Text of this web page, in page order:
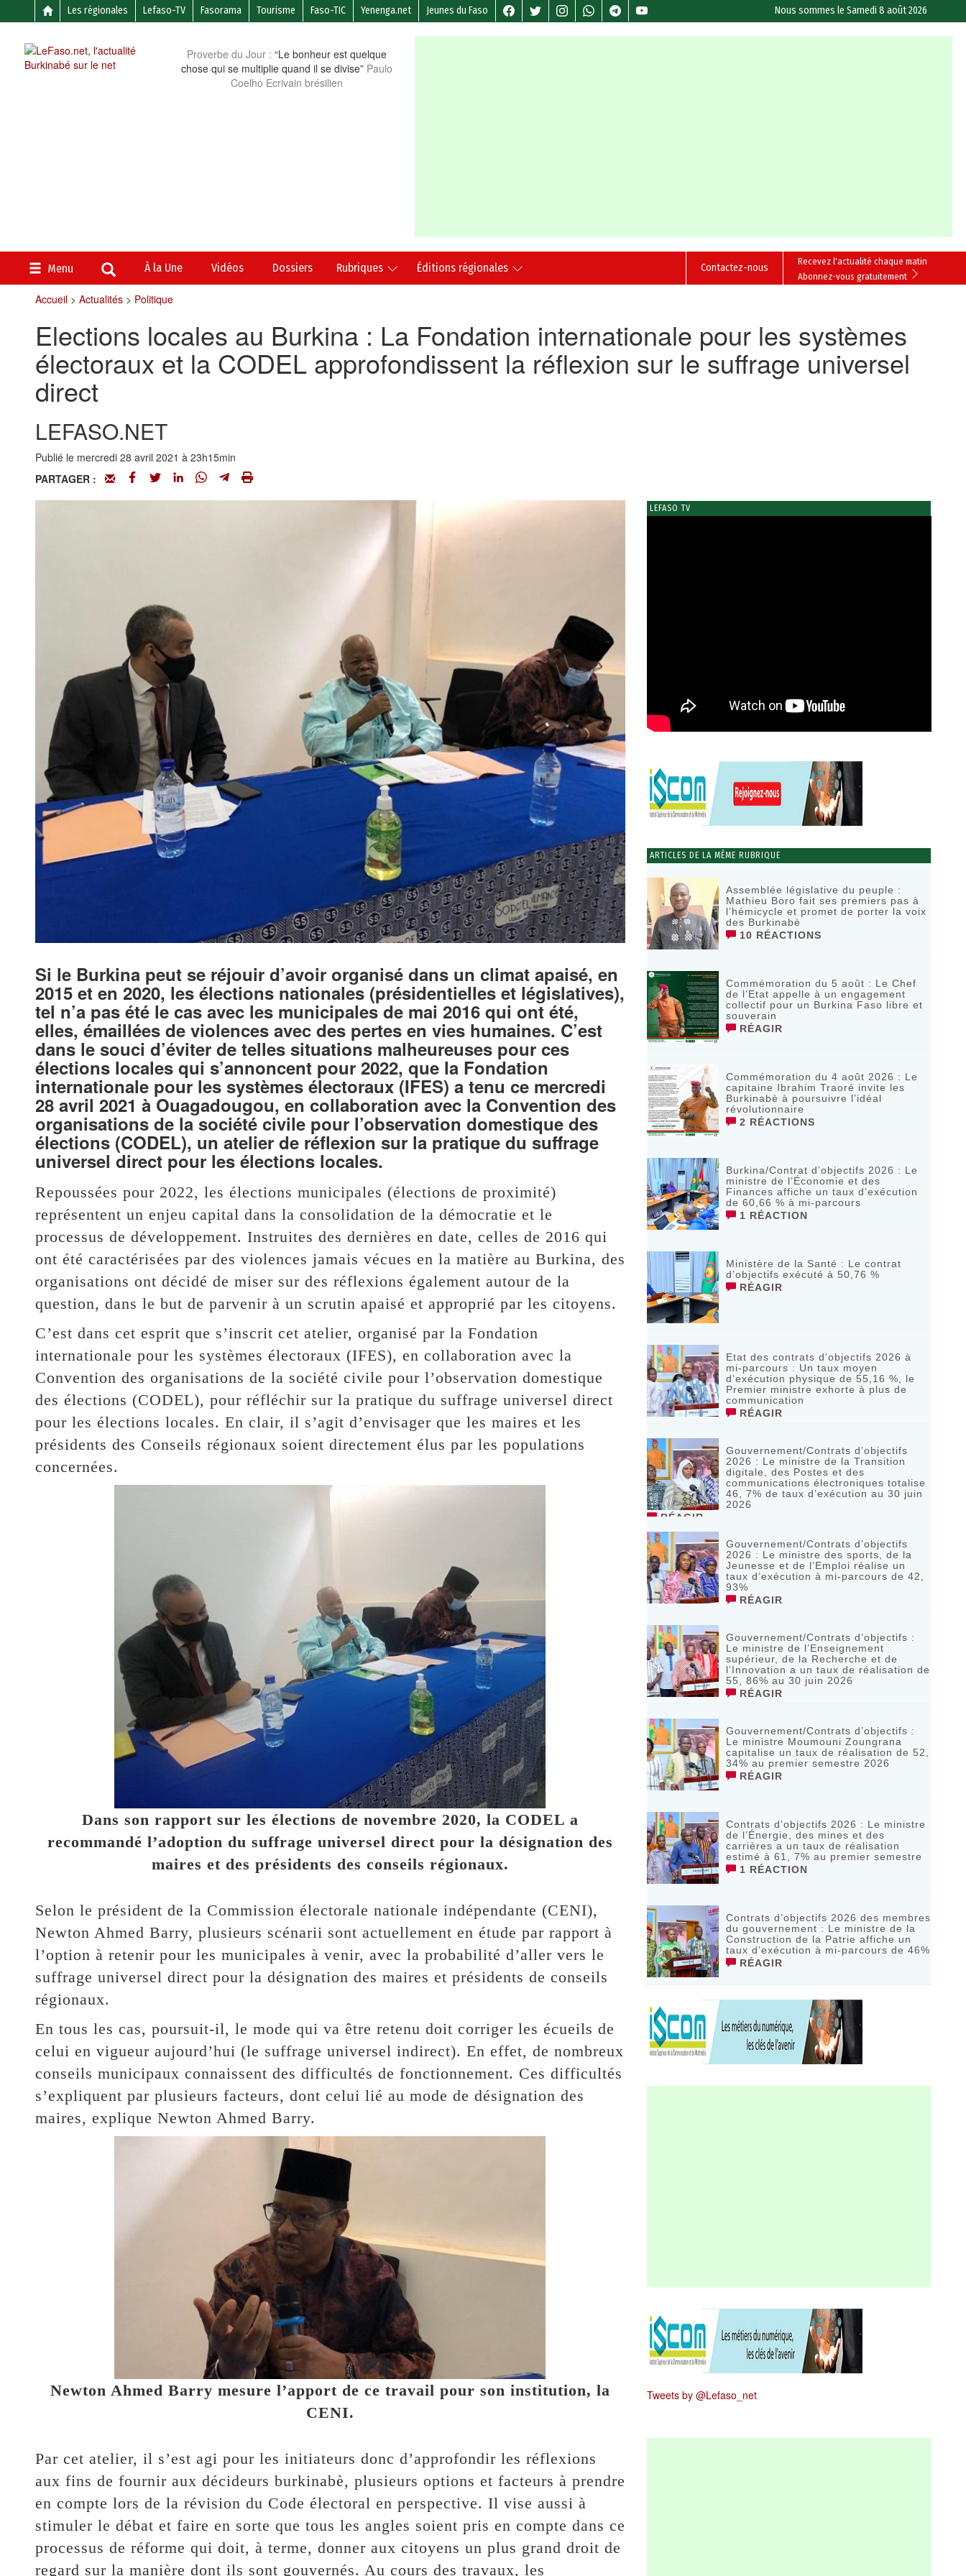
Les régionales Lefaso-TV Fasorama Tourisme Faso-TIC Yenenga.net Jeunes du Faso Nous sommes leSamedi 8 août 2026
Proverbe du Jour : “Le bonheur est quelque
chose qui se multiplie quand il se divise” Paulo
Coelho Ecrivain brésilien
Menu À la Une Vidéos Dossiers Rubriques Éditions régionales
Recevez l'actualité chaque matin
Abonnez-vous gratuitement
Contactez-nous
Accueil> Actualités> Politique
Elections locales au Burkina : La Fondation internationale pour les systèmes
électoraux et la CODEL approfondissent la réflexion sur le suffrage universel
direct
LEFASO.NET
Publié le mercredi 28 avril 2021 à 23h15min
PARTAGER :
Si le Burkina peut se réjouir d’avoir organisé dans un climat apaisé, en
2015 et en 2020, les élections nationales (présidentielles et législatives),
tel n’a pas été le cas avec les municipales de mai 2016 qui ont été,
elles, émaillées de violences avec des pertes en vies humaines. C’est
dans le souci d’éviter de telles situations malheureuses pour ces
élections locales qui s’annoncent pour 2022, que la Fondation
internationale pour les systèmes électoraux (IFES) a tenu ce mercredi
28 avril 2021 à Ouagadougou, en collaboration avec la Convention des
organisations de la société civile pour l’observation domestique des
élections (CODEL), un atelier de réflexion sur la pratique du suffrage
universel direct pour les élections locales.
Repoussées pour 2022, les élections municipales (élections de proximité)
représentent un enjeu capital dans la consolidation de la démocratie et le
processus de développement. Instruites des dernières en date, celles de 2016 qui
ont été caractérisées par des violences jamais vécues en la matière au Burkina, des
organisations ont décidé de miser sur des réflexions également autour de la
question, dans le but de parvenir à un scrutin apaisé et approprié par les citoyens.
C’est dans cet esprit que s’inscrit cet atelier, organisé par la Fondation
internationale pour les systèmes électoraux (IFES), en collaboration avec la
Convention des organisations de la société civile pour l’observation domestique
des élections (CODEL), pour réfléchir sur la pratique du suffrage universel direct
pour les élections locales. En clair, il s’agit d’envisager que les maires et les
présidents des Conseils régionaux soient directement élus par les populations
concernées.
Dans son rapport sur les élections de novembre 2020, la CODEL a
recommandé l’adoption du suffrage universel direct pour la désignation des
maires et des présidents des conseils régionaux.
Selon le président de la Commission électorale nationale indépendante (CENI),
Newton Ahmed Barry, plusieurs scénarii sont actuellement en étude par rapport à
l’option à retenir pour les municipales à venir, avec la probabilité d’aller vers le
suffrage universel direct pour la désignation des maires et présidents de conseils
régionaux.
En tous les cas, poursuit-il, le mode qui va être retenu doit corriger les écueils de
celui en vigueur aujourd’hui (le suffrage universel indirect). En effet, de nombreux
conseils municipaux connaissent des difficultés de fonctionnement. Ces difficultés
s’expliquent par plusieurs facteurs, dont celui lié au mode de désignation des
maires, explique Newton Ahmed Barry.
Newton Ahmed Barry mesure l’apport de ce travail pour son institution, la
CENI.
Par cet atelier, il s’est agi pour les initiateurs donc d’approfondir les réflexions
aux fins de fournir aux décideurs burkinabè, plusieurs options et facteurs à prendre
en compte lors de la révision du Code électoral en perspective. Il vise aussi à
stimuler le débat et faire en sorte que tous les angles soient pris en compte dans ce
processus de réforme qui doit, à terme, donner aux citoyens un plus grand droit de
regard sur la manière dont ils sont gouvernés. Au cours des travaux, les
LEFASO TV
ARTICLES DE LA MÊME RUBRIQUE
Assemblée législative du peuple :
Mathieu Boro fait ses premiers pas à
l’hémicycle et promet de porter la voix
des Burkinabè
10 RÉACTIONS
Commémoration du 5 août : Le Chef
de l’Etat appelle à un engagement
collectif pour un Burkina Faso libre et
souverain
RÉAGIR
Commémoration du 4 août 2026 : Le
capitaine Ibrahim Traoré invite les
Burkinabè à poursuivre l’idéal
révolutionnaire ‎
2 RÉACTIONS
Burkina/Contrat d’objectifs 2026 : Le
ministre de l’Économie et des
Finances affiche un taux d’exécution
de 60,66 % à mi-parcours
1 RÉACTION
Ministère de la Santé : Le contrat
d’objectifs exécuté à 50,76 %
RÉAGIR
Etat des contrats d’objectifs 2026 à
mi-parcours : Un taux moyen
d’exécution physique de 55,16 %, le
Premier ministre exhorte à plus de
communication
RÉAGIR
Gouvernement/Contrats d’objectifs
2026 : Le ministre de la Transition
digitale, des Postes et des
communications électroniques totalise
46, 7% de taux d’exécution au 30 juin
2026
RÉAGIR
Gouvernement/Contrats d’objectifs
2026 : Le ministre des sports, de la
Jeunesse et de l’Emploi réalise un
taux d’exécution à mi-parcours de 42,
93%
RÉAGIR
Gouvernement/Contrats d’objectifs :
Le ministre de l’Enseignement
supérieur, de la Recherche et de
l’Innovation a un taux de réalisation de
55, 86% au 30 juin 2026
RÉAGIR
Gouvernement/Contrats d’objectifs :
Le ministre Moumouni Zoungrana
capitalise un taux de réalisation de 52,
34% au premier semestre 2026
RÉAGIR
Contrats d’objectifs 2026 : Le ministre
de l’Énergie, des mines et des
carrières a un taux de réalisation
estimé à 61, 7% au premier semestre
1 RÉACTION
Contrats d’objectifs 2026 des membres
du gouvernement : Le ministre de la
Construction de la Patrie affiche un
taux d’exécution à mi-parcours de 46%
RÉAGIR
Tweets by @Lefaso_net